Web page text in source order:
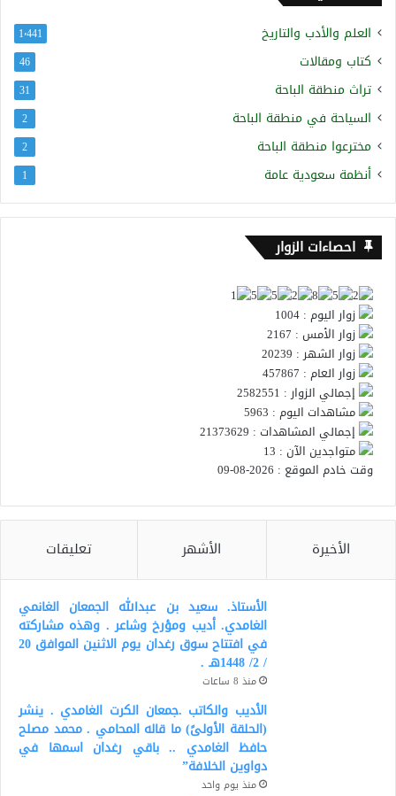
العلم والأدب والتاريخ 1٬441
كتاب ومقالات 46
تراث منطقة الباحة 31
السياحة في منطقة الباحة 2
مخترعوا منطقة الباحة 2
أنظمة سعودية عامة 1
احصاءات الزوار
زوار اليوم : 1004
زوار الأمس : 2167
زوار الشهر : 20239
زوار العام : 457867
إجمالي الزوار : 2582551
مشاهدات اليوم : 5963
إجمالي المشاهدات : 21373629
متواجدين الآن : 13
وقت خادم الموقع : 2026-08-09
الأخيرة الأشهر تعليقات
الأستاذ. سعيد بن عبدالله الجمعان الغانمي
الغامدي. أديب ومؤرخ وشاعر . وهذه مشاركته
في افتتاح سوق رغدان يوم الاثنين الموافق 20
/ 2/ 1448هـ .
منذ 8 ساعات
الأديب والكاتب .جمعان الكرت الغامدي . ينشر
(الحلقة الأولىً) ما قاله المحامي . محمد مصلح
حافظ الغامدي .. باقي رغدان اسمها في
دواوين الخلافة”
منذ يوم واحد